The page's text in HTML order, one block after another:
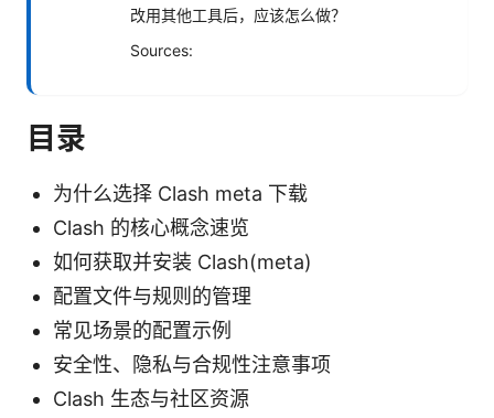
改用其他工具后，应该怎么做？
Sources:
目录
为什么选择 Clash meta 下载
Clash 的核心概念速览
如何获取并安装 Clash(meta)
配置文件与规则的管理
常见场景的配置示例
安全性、隐私与合规性注意事项
Clash 生态与社区资源